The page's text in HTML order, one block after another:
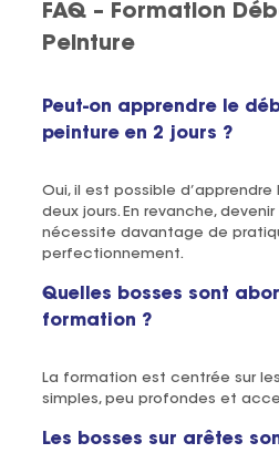
FAQ – Formation
Peinture
Peut-on apprendre le
peinture en 2 jours ?
Oui, il est possible d’apprendre
deux jours. En revanche,
nécessite davantage de
perfectionnement.
Quelles bosses sont
formation ?
La formation est centrée sur
simples, peu profondes et
Les bosses sur arêtes